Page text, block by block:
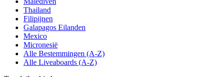
Thailand
Filipijnen
Galapagos Eilanden
Mexico
Micronesië
Alle Bestemmingen (A-Z)
Alle Liveaboards (A-Z)